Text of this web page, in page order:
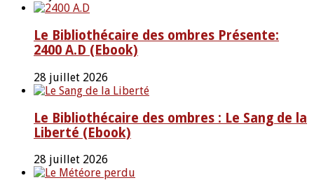
Le Bibliothécaire des ombres Présente:
2400 A.D (Ebook)
28 juillet 2026
Le Bibliothécaire des ombres : Le Sang de la
Liberté (Ebook)
28 juillet 2026